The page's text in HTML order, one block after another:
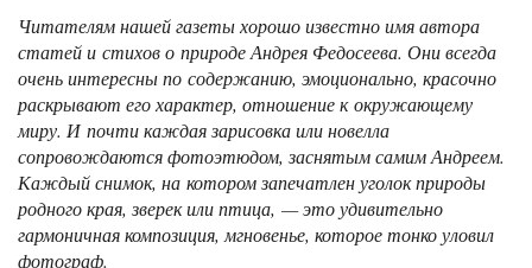
Читателям нашей газеты хорошо известно имя автора
статей и стихов о природе Андрея Федосеева. Они всегда
очень интересны по содержанию, эмоционально, красочно
раскрывают его характер, отношение к окружающему
миру. И почти каждая зарисовка или новелла
сопровождаются фотоэтюдом, заснятым самим Андреем.
Каждый снимок, на котором запечатлен уголок природы
родного края, зверек или птица, — это удивительно
гармоничная композиция, мгновенье, которое тонко уловил
фотограф.